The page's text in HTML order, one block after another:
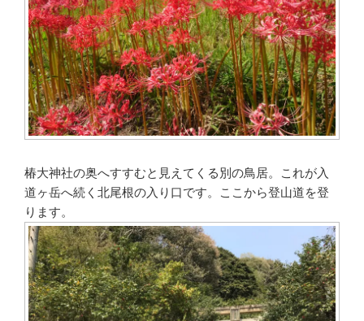
椿大神社の奥へすすむと見えてくる別の鳥居。これが入
道ヶ岳へ続く北尾根の入り口です。ここから登山道を登
ります。